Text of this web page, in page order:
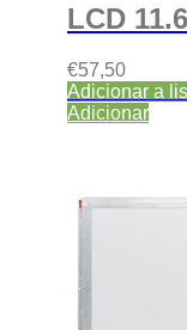
LCD
€57,50
Adicionar a
Adicionar